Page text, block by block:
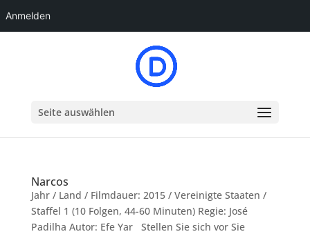
Anmelden
Seite auswählen
Narcos
Jahr / Land / Filmdauer: 2015 / Vereinigte Staaten /
Staffel 1 (10 Folgen, 44-60 Minuten) Regie: José
Padilha Autor: Efe Yar Stellen Sie sich vor Sie